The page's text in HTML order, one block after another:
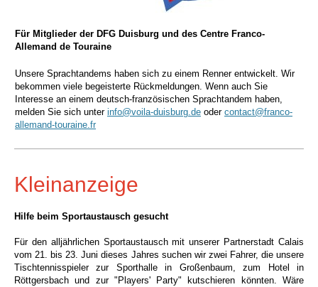
Für Mitglieder der DFG Duisburg und des Centre Franco-
Allemand de Touraine
Unsere Sprachtandems haben sich zu einem Renner entwickelt. Wir
bekommen viele begeisterte Rückmeldungen. Wenn auch Sie
Interesse an einem deutsch-französischen Sprachtandem haben,
melden Sie sich unter info@voila-duisburg.de oder contact@franco-
allemand-touraine.fr
Kleinanzeige
Hilfe beim Sportaustausch gesucht
Für den alljährlichen Sportaustausch mit unserer Partnerstadt Calais
vom 21. bis 23. Juni dieses Jahres suchen wir zwei Fahrer, die unsere
Tischtennisspielerzur Sporthalle in Großenbaum, zum Hotel in
Röttgersbach und zur "Players' Party"
kutschieren könnten. Wäre